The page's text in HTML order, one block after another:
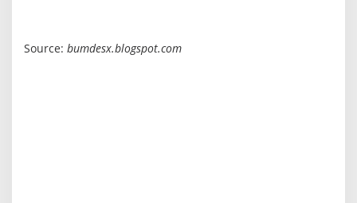
Source: bumdesx.blogspot.com